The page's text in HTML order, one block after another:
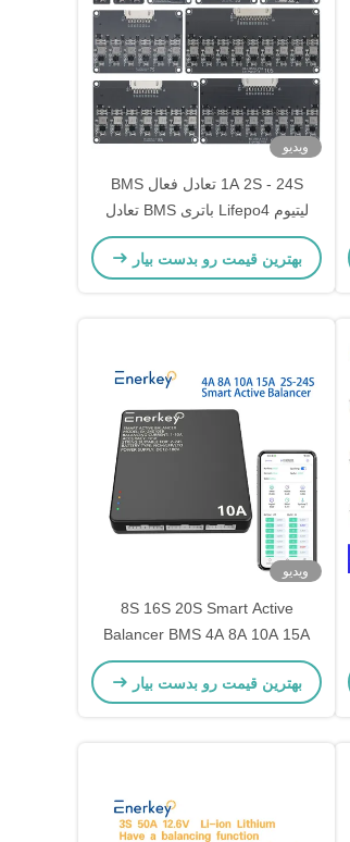
ویدیو
1A 2S - 24S تعادل فعال BMS
لیتیوم Lifepo4 باتری BMS تعادل
هیئت مدفوع
بهترین قیمت رو بدست بیار
ویدیو
8S 16S 20S Smart Active
Balancer BMS 4A 8A 10A 15A
لیتیوم یون / Lifepo4 / باتری Lto
بهترین قیمت رو بدست بیار